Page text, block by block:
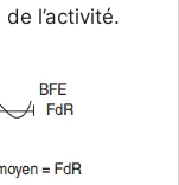
l’activité.